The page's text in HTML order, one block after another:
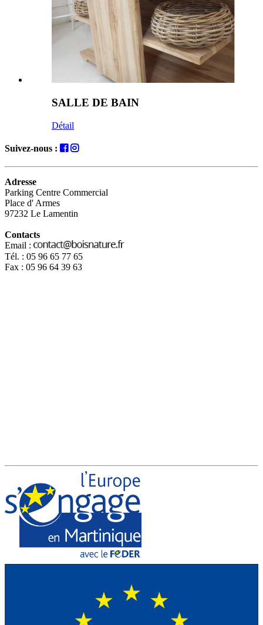
SALLE DE BAIN
Détail
Suivez-nous :
Adresse
Parking Centre Commercial
Place d' Armes
97232 Le Lamentin
Contacts
Email :
Tél. : 05 96 65 77 65
Fax : 05 96 64 39 63